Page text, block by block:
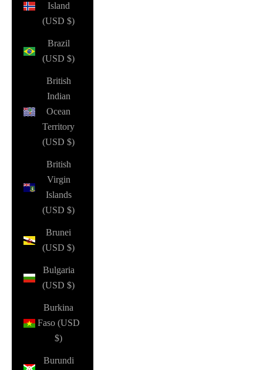
Island
(USD $)
Brazil
(USD $)
British
Indian
Ocean
Territory
(USD $)
British
Virgin
Islands
(USD $)
Brunei
(USD $)
Bulgaria
(USD $)
Burkina
Faso (USD
$)
Burundi